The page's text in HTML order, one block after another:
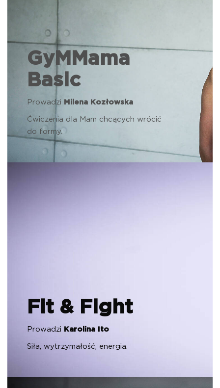
GyMMama
Basic
Prowadzi Milena Kozłowska
Ćwiczenia dla Mam chcących wrócić
do formy.
Fit & Fight
Prowadzi Karolina Ito
Siła, wytrzymałość, energia.